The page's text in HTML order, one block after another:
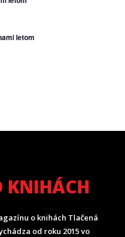
letom
o knihách Tlačená
od roku 2015 vo